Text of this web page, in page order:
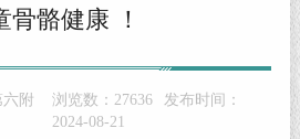
骨骼健康 ！
附
浏览数： 27636
发布时间：
2024-08-21